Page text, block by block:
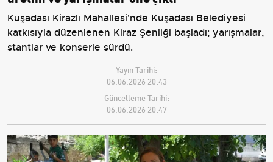
Kuşadası Kirazlı Mahallesi'nde Kuşadası Belediyesi
katkısıyla düzenlenen Kiraz Şenliği başladı; yarışmalar,
stantlar ve konserle sürdü.
Yayın Tarihi:
06.06.2026 20:43
Güncelleme Tarihi:
06.06.2026 20:47